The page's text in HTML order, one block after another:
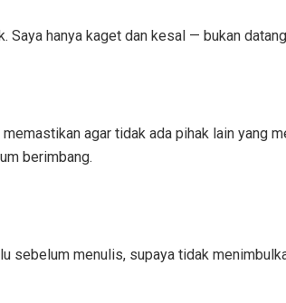
hanya kaget dan kesal — bukan
agar tidak ada pihak lain yang
berimbang.
sebelum menulis, supaya tidak